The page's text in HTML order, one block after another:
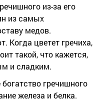
из-за его
из самых
медов.
Когда цветет гречиха,
такой, что кажется,
и сладким.
богатство гречишного
железа и белка.